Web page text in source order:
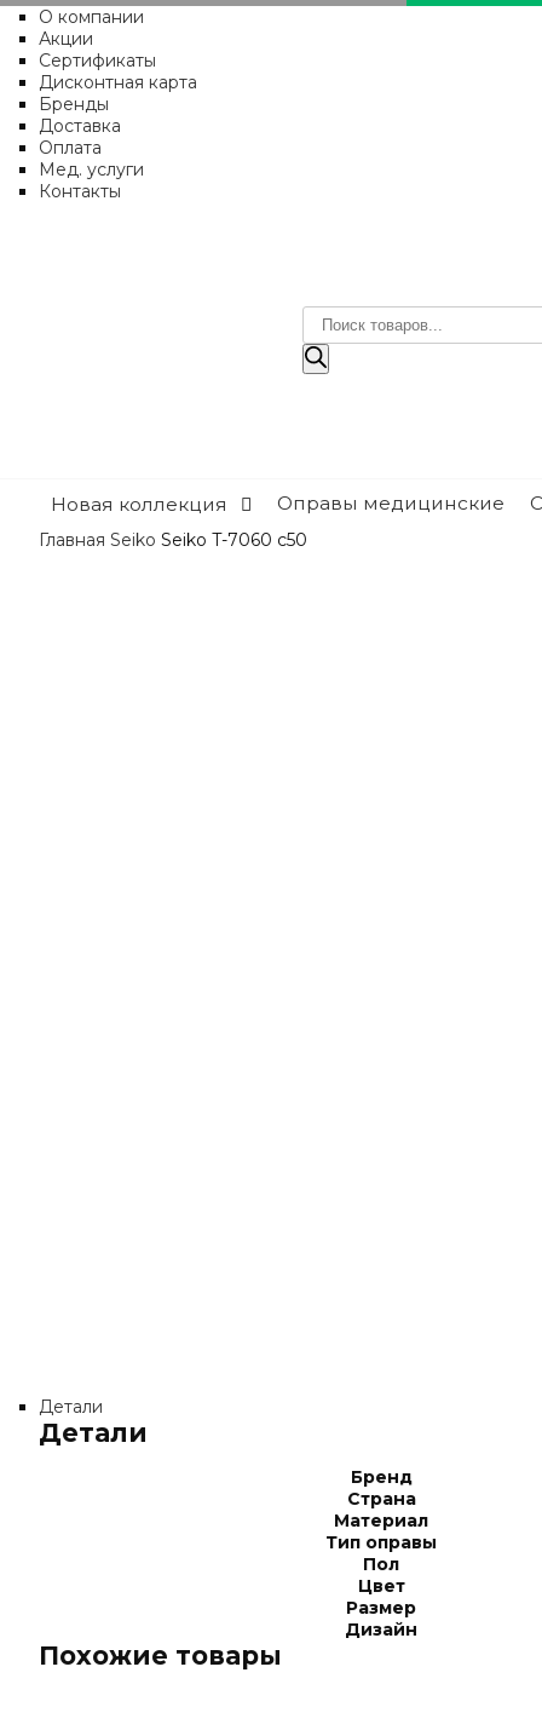
О компании
Акции
Сертификаты
Дисконтная карта
Бренды
Доставка
Оплата
Мед. услуги
Контакты
Поиск
товаров
Новая коллекция Оправы медицинские
Главная Seiko Seiko T-7060 c50
Детали
Детали
Бренд
Страна
Материал
Тип оправы
Пол
Цвет
Размер
Дизайн
Похожие товары